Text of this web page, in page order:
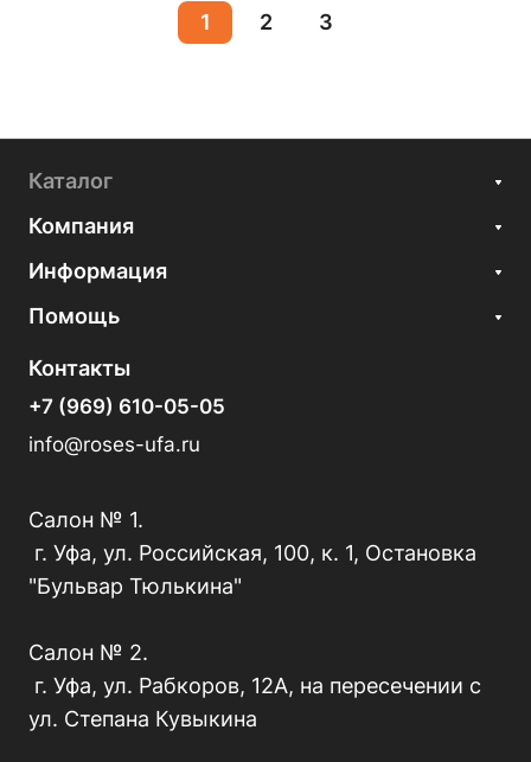
1 2 3
Каталог
Компания
Информация
Помощь
Контакты
+7 (969) 610-05-05
info@roses-ufa.ru
Салон № 1.
г. Уфа, ул. Российская, 100, к. 1, Остановка
"Бульвар Тюлькина"
Салон № 2.
г. Уфа, ул. Рабкоров, 12А, на пересечении с
ул. Степана Кувыкина